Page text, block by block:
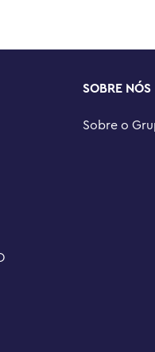
City – Descubra um
(com lança e
mais de 68 cm de
SOBRE NÓS
Sobre o